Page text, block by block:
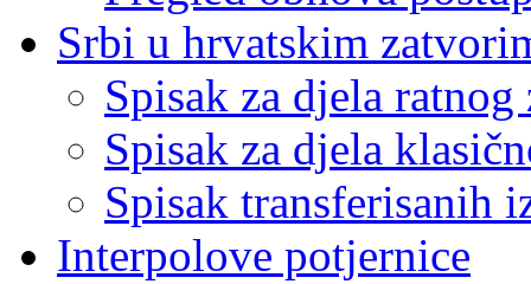
Srbi u hrvatskim
Spisak za djela ratnog
Spisak za djela
Spisak transferisanih
Interpolove potjernice